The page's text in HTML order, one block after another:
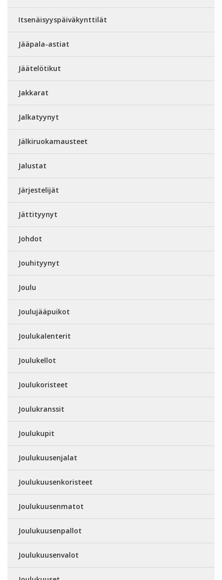
Itsenäisyyspäiväkynttilät
Jääpala-astiat
Jäätelötikut
Jakkarat
Jalkatyynyt
Jälkiruokamausteet
Jalustat
Järjestelijät
Jättityynyt
Johdot
Jouhityynyt
Joulu
Joulujääpuikot
Joulukalenterit
Joulukellot
Joulukoristeet
Joulukranssit
Joulukupit
Joulukuusenjalat
Joulukuusenkoristeet
Joulukuusenmatot
Joulukuusenpallot
Joulukuusenvalot